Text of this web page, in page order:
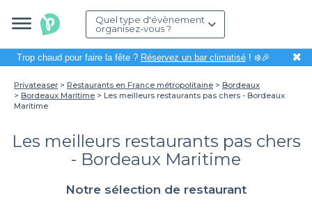
Quel type d'évènement
organisez-vous ?
Trop chaud pour faire la fête ? Réservez un bar climatisé! ❄️🎉 ✖
Privateaser Restaurants en France métropolitaine
Bordeaux
Bordeaux Maritime
Les meilleurs restaurants pas chers - Bordeaux
Maritime
Les meilleurs restaurants pas chers
- Bordeaux Maritime
Notre sélection de restaurant